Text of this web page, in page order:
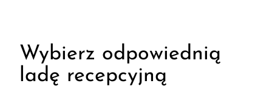
Wybierz odpowiednią
ladę recepcyjną